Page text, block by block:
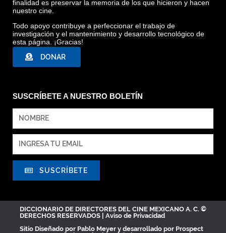
finalidad es preservar la memoria de los que hicieron y hacen
nuestro cine.
Todo apoyo contribuye a perfeccionar el trabajo de
investigación y el mantenimiento y desarrollo tecnológico de
esta página. ¡Gracias!
DONAR
SUSCRÍBETE A NUESTRO BOLETÍN
SUSCRÍBETE
DICCIONARIO DE DIRECTORES DEL CINE MEXICANO A. C. ©
DERECHOS RESERVADOS | Aviso de Privacidad
Sitio Diseñado por Pablo Meyer y desarrollado por Prospect